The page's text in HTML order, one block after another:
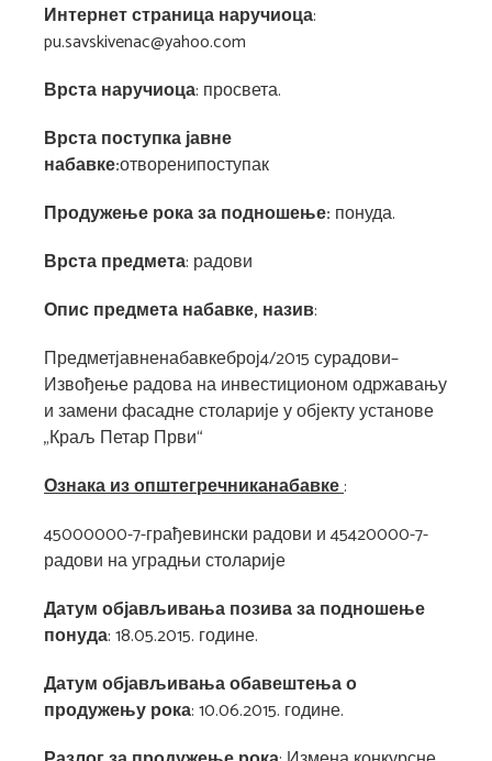
Интернет страница наручиоца:
pu.savskivenac@yahoo.com
Врста наручиоца: просвета.
Врста поступка јавне
набавке:отворенипоступак
Продужење рока за подношење: понуда.
Врста предмета: радови
Опис предмета набавке, назив:
Предметјавненабавкеброј4/2015 сурадови–
Извођење радова на инвестиционом одржавању
и замени фасадне столарије у објекту установе
„Краљ Петар Први“
Ознака из општегречниканабавке:
45000000-7-грађевински радови и 45420000-7-
радови на уградњи столарије
Датум објављивања позива за подношење
понуда: 18.05.2015. године.
Датум објављивања обавештења о
продужењу рока: 10.06.2015. године.